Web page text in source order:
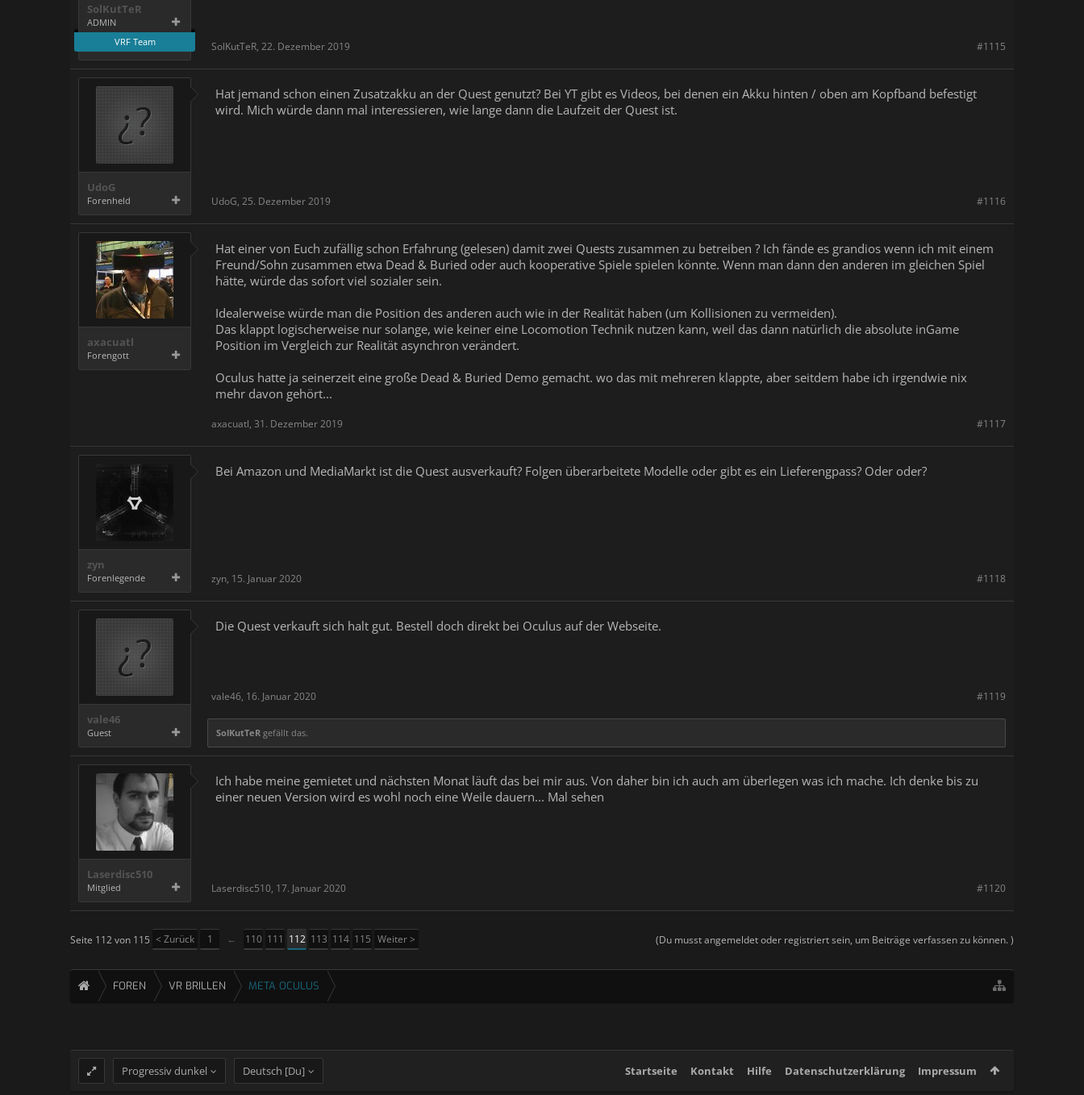
SolKutTeR
ADMIN
VRF Team
#1115
SolKutTeR, 22. Dezember 2019
UdoG
Forenheld
Hat jemand schon einen Zusatzakku an der Quest genutzt? Bei YT gibt es Videos, bei denen ein Akku hinten / oben am Kopfband befestigt
wird. Mich würde dann mal interessieren, wie lange dann die Laufzeit der Quest ist.
#1116
UdoG, 25. Dezember 2019
axacuatl
Forengott
Hat einer von Euch zufällig schon Erfahrung (gelesen) damit zwei Quests zusammen zu betreiben ? Ich fände es grandios wenn ich mit einem
Freund/Sohn zusammen etwa Dead & Buried oder auch kooperative Spiele spielen könnte. Wenn man dann den anderen im gleichen Spiel
hätte, würde das sofort viel sozialer sein.
Idealerweise würde man die Position des anderen auch wie in der Realität haben (um Kollisionen zu vermeiden).
Das klappt logischerweise nur solange, wie keiner eine Locomotion Technik nutzen kann, weil das dann natürlich die absolute inGame
Position im Vergleich zur Realität asynchron verändert.
Oculus hatte ja seinerzeit eine große Dead & Buried Demo gemacht. wo das mit mehreren klappte, aber seitdem habe ich irgendwie nix
mehr davon gehört...
#1117
axacuatl, 31. Dezember 2019
zyn
Forenlegende
Bei Amazon und MediaMarkt ist die Quest ausverkauft? Folgen überarbeitete Modelle oder gibt es ein Lieferengpass? Oder oder?
#1118
zyn, 15. Januar 2020
vale46
Guest
Die Quest verkauft sich halt gut. Bestell doch direkt bei Oculus auf der Webseite.
#1119
vale46, 16. Januar 2020
SolKutTeR gefällt das.
Laserdisc510
Mitglied
Ich habe meine gemietet und nächsten Monat läuft das bei mir aus. Von daher bin ich auch am überlegen was ich mache. Ich denke bis zu
einer neuen Version wird es wohl noch eine Weile dauern... Mal sehen
#1120
Laserdisc510, 17. Januar 2020
(Du musst angemeldet oder registriert sein, um Beiträge verfassen zu können. )
Seite 112 von 115 < Zurück 1 ← 110 111 112 113 114 115 Weiter >
FOREN VR BRILLEN META OCULUS
Progressiv dunkel Deutsch [Du] Startseite Kontakt Hilfe Datenschutzerklärung Impressum